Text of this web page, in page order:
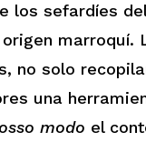
los sefardíes
marroquí.
no solo
una
modo el